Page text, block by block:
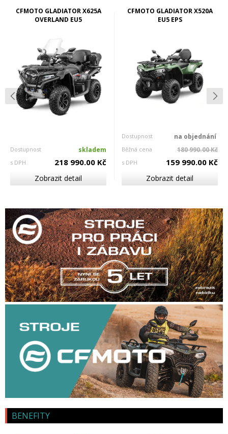
CFMOTO GLADIATOR X625A
OVERLAND EU5
Dostupnost skladem
s DPH 218 990.00 Kč
Zobrazit detail
CFMOTO GLADIATOR X520A
EU5 EPS
Dostupnost na objednání
Běžná cena 180 990.00 Kč
s DPH 159 990.00 Kč
Zobrazit detail
BENEFITY